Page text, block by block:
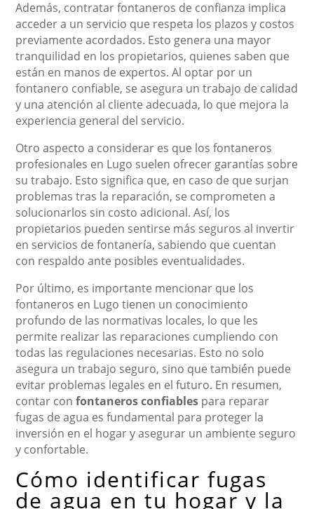
Además, contratar fontaneros de confianza implica
acceder a un servicio que respeta los plazos y costos
previamente acordados. Esto genera una mayor
tranquilidad en los propietarios, quienes saben que
están en manos de expertos. Al optar por un
fontanero confiable, se asegura un trabajo de calidad
y una atención al cliente adecuada, lo que mejora la
experiencia general del servicio.
Otro aspecto a considerar es que los fontaneros
profesionales en Lugo suelen ofrecer garantías sobre
su trabajo. Esto significa que, en caso de que surjan
problemas tras la reparación, se comprometen a
solucionarlos sin costo adicional. Así, los
propietarios pueden sentirse más seguros al invertir
en servicios de fontanería, sabiendo que cuentan
con respaldo ante posibles eventualidades.
Por último, es importante mencionar que los
fontaneros en Lugo tienen un conocimiento
profundo de las normativas locales, lo que les
permite realizar las reparaciones cumpliendo con
todas las regulaciones necesarias. Esto no solo
asegura un trabajo seguro, sino que también puede
evitar problemas legales en el futuro. En resumen,
contar confontaneros confiables para reparar
fugas de agua es fundamental para proteger la
inversión en el hogar y asegurar un ambiente seguro
y confortable.
Cómo identificar fugas
de agua en tu hogar y la